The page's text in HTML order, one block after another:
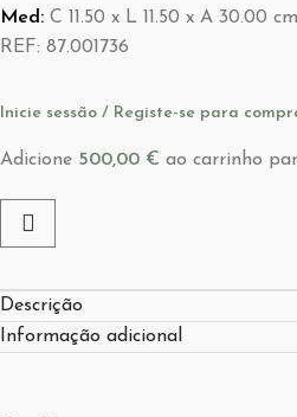
Med: C 11.50 x L 11.50 x A 30.00 cm
REF: 87.001736
Inicie sessão / Registe-se para
Adicione 500,00 € ao carrinho
Descrição
Informação adicional